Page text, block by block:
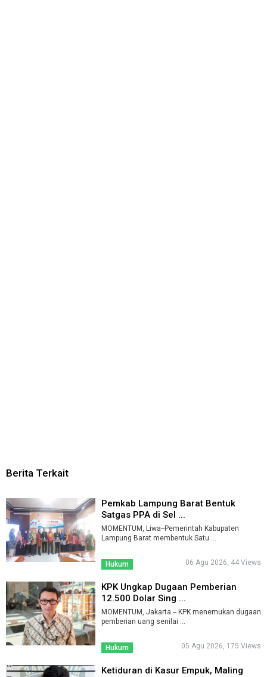
Berita Terkait
Pemkab Lampung Barat Bentuk
Satgas PPA di Sel ...
MOMENTUM, Liwa--Pemerintah Kabupaten
Lampung Barat membentuk Satu ...
Hukum 06 Agu 2026, 44 Views
KPK Ungkap Dugaan Pemberian
12.500 Dolar Sing ...
MOMENTUM, Jakarta -- KPK menemukan dugaan
Hukum 05 Agu 2026, 175 Views
Ketiduran di Kasur Empuk, Maling